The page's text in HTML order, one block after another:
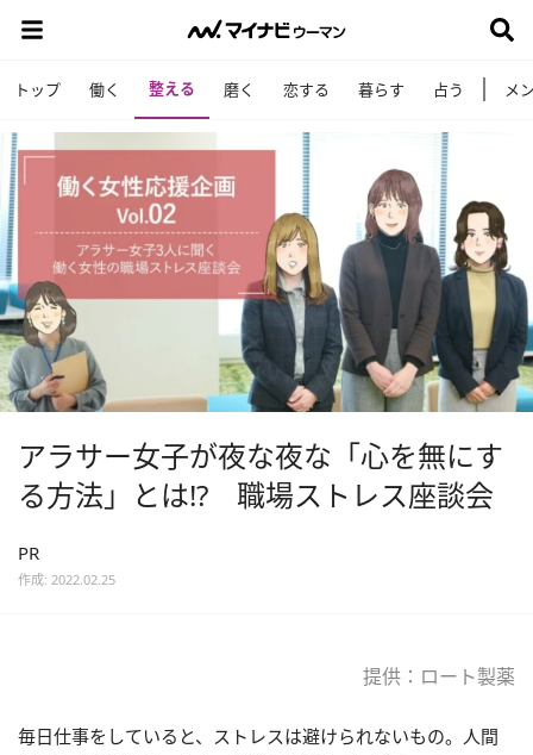
トップ 働く 整える 磨く 恋する 暮らす 占う メ
アラサー女子が夜な夜な「心を無にす
る方法」とは!? 職場ストレス座談会
PR
作成: 2022.02.25
提供：ロート製薬
毎日仕事をしていると、ストレスは避けられないもの。人間